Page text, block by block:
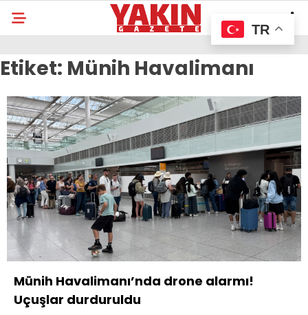
Etiket: Münih Havalimanı
Münih Havalimanı’nda drone alarmı!
Uçuşlar durduruldu
TR